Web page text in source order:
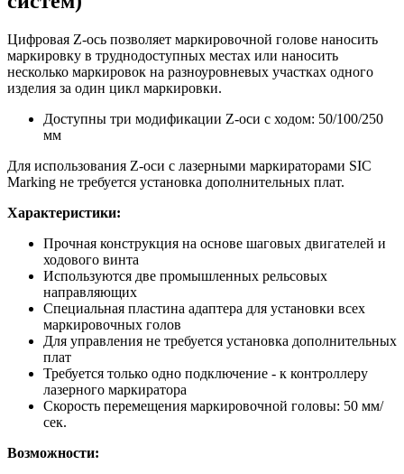
Цифровая Z-ось позволяет маркировочной голове наносить
маркировку в труднодоступных местах или наносить
несколько маркировок на разноуровневых участках одного
изделия за один цикл маркировки.
Доступны три модификации Z-оси с ходом: 50/100/250
мм
Для использования Z-оси с лазерными маркираторами SIC
Marking не требуется установка дополнительных плат.
Характеристики:
Прочная конструкция на основе шаговых двигателей и
ходового винта
Используются две промышленных рельсовых
направляющих
Специальная пластина адаптера для установки всех
маркировочных голов
Для управления не требуется установка дополнительных
плат
Требуется только одно подключение - к контроллеру
лазерного маркиратора
Скорость перемещения маркировочной головы: 50 мм/
сек.
Возможности: